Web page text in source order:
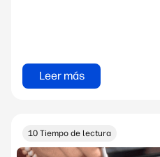
Leer más
10 Tiempo de lectura